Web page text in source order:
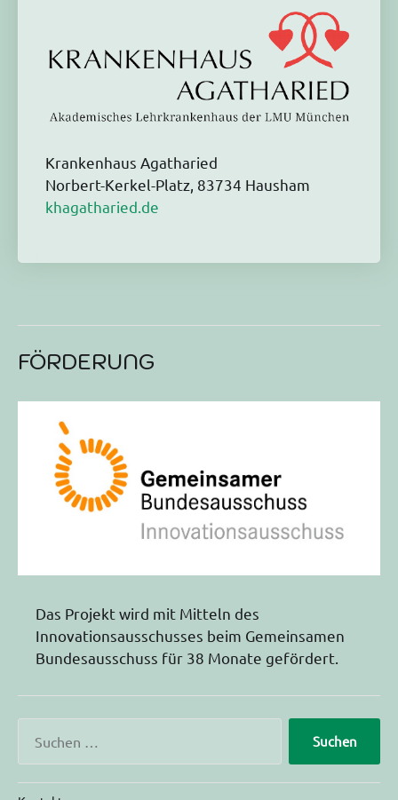
Krankenhaus Agatharied
Norbert-Kerkel-Platz, 83734 Hausham
khagatharied.de
FÖRDERUNG
Das Projekt wird mit Mitteln des
Innovationsausschusses beim Gemeinsamen
Bundesausschuss für 38 Monate gefördert.